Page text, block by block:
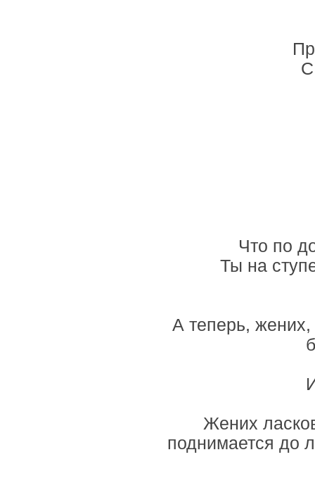
Что по
Ты на
А теперь,
Жених
поднимается до